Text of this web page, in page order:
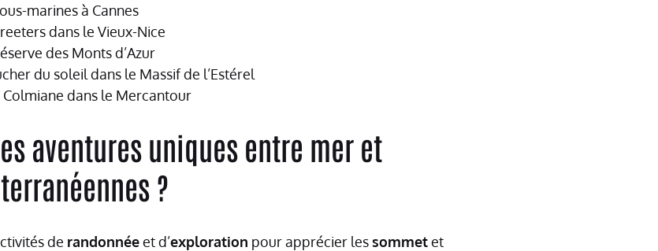
marines à Cannes
dans le Vieux-Nice
des Monts d’Azur
du soleil dans le Massif de l’Estérel
dans le Mercantour
aventures uniques entre mer et
?
de randonnéeet d’exploration pour apprécier les sommetet